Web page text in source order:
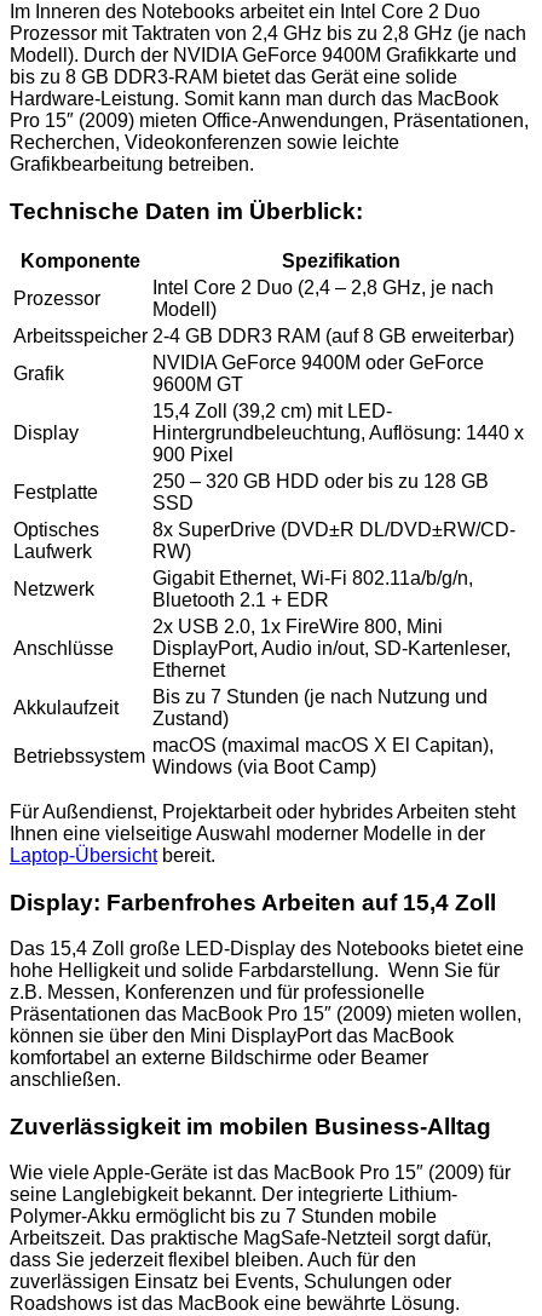
Im Inneren des Notebooks arbeitet ein Intel Core 2 Duo
Prozessor mit Taktraten von 2,4 GHz bis zu 2,8 GHz (je nach
Modell). Durch der NVIDIA GeForce 9400M Grafikkarte und
bis zu 8 GB DDR3-RAM bietet das Gerät eine solide
Hardware-Leistung. Somit kann man durch das MacBook
Pro 15″ (2009) mieten Office-Anwendungen, Präsentationen,
Recherchen, Videokonferenzen sowie leichte
Grafikbearbeitung betreiben.
Technische Daten im Überblick:
Komponente
Spezifikation
Prozessor
Intel Core 2 Duo (2,4 – 2,8 GHz, je nach
Modell)
Arbeitsspeicher 2-4 GB DDR3 RAM (auf 8 GB erweiterbar)
Grafik
NVIDIA GeForce 9400M oder GeForce
9600M GT
Display
15,4 Zoll (39,2 cm) mit LED-
Hintergrundbeleuchtung, Auflösung: 1440 x
900 Pixel
Festplatte
250 – 320 GB HDD oder bis zu 128 GB
SSD
Optisches
Laufwerk
8x SuperDrive (DVD±R DL/DVD±RW/CD-
RW)
Netzwerk
Gigabit Ethernet, Wi-Fi 802.11a/b/g/n,
Bluetooth 2.1 + EDR
Anschlüsse
2x USB 2.0, 1x FireWire 800, Mini
DisplayPort, Audio in/out, SD-Kartenleser,
Ethernet
Akkulaufzeit
Bis zu 7 Stunden (je nach Nutzung und
Zustand)
Betriebssystem
macOS (maximal macOS X El Capitan),
Windows (via Boot Camp)
Für Außendienst, Projektarbeit oder hybrides Arbeiten steht
Ihnen eine vielseitige Auswahl moderner Modelle in der
Laptop-Übersichtbereit.
Display: Farbenfrohes Arbeiten auf 15,4 Zoll
Das 15,4 Zoll große LED-Display des Notebooks bietet eine
hohe Helligkeit und solide Farbdarstellung. Wenn Sie für
z.B. Messen, Konferenzen und für professionelle
Präsentationen das MacBook Pro 15″ (2009) mieten wollen,
können sie über den Mini DisplayPort das MacBook
komfortabel an externe Bildschirme oder Beamer
anschließen.
Zuverlässigkeit im mobilen Business-Alltag
Wie viele Apple-Geräte ist das MacBook Pro 15″ (2009) für
seine Langlebigkeit bekannt. Der integrierte Lithium-
Polymer-Akku ermöglicht bis zu 7 Stunden mobile
Arbeitszeit. Das praktische MagSafe-Netzteil sorgt dafür,
dass Sie jederzeit flexibel bleiben. Auch für den
zuverlässigen Einsatz bei Events, Schulungen oder
Roadshows ist das MacBook eine bewährte Lösung.